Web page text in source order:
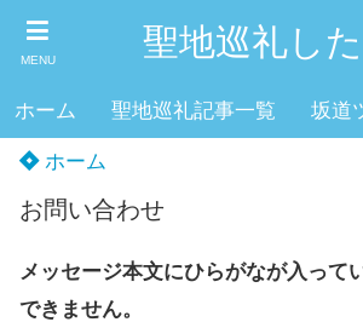
MENU 聖地巡礼し
ホーム 聖地巡礼記事一覧 坂道
ホーム
お問い合わせ
メッセージ本文にひらがなが入って
できません。